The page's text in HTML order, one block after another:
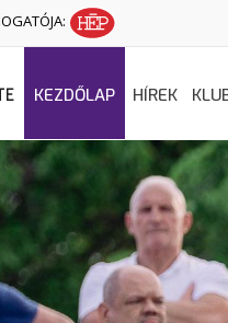
KEZDŐLAP HÍREK